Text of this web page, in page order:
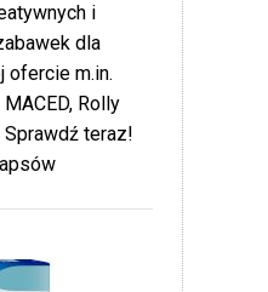
i
dla
ofercie m.in.
Rolly
teraz!